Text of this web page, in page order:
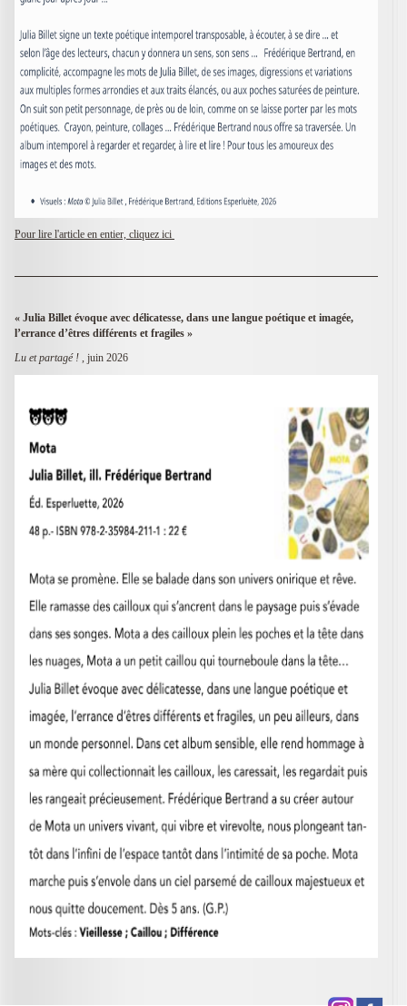
Pour lire l'article en entier, cliquez ici
« Julia Billet évoque avec délicatesse, dans une langue poétique et imagée,
l’errance d’êtres différents et fragiles »
Lu et partagé ! , juin 2026